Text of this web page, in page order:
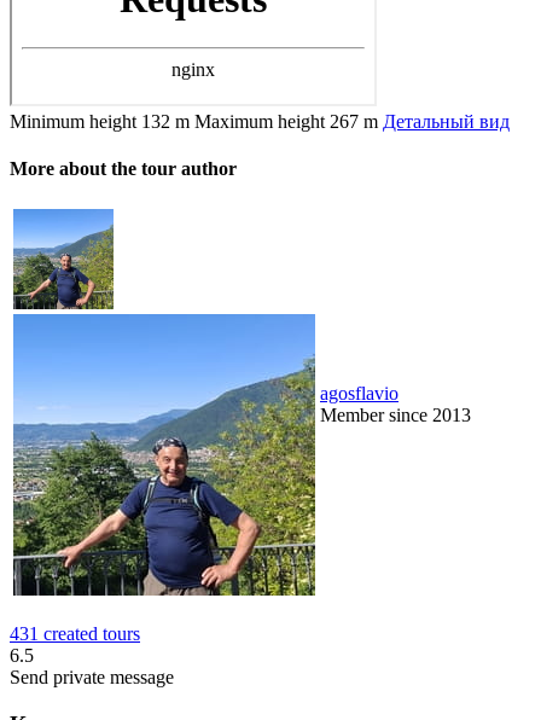
Minimum height 132 m Maximum height 267 m Детальный вид
More about the tour author
agosflavio
Member since 2013
431 created tours
6.5
Send private message